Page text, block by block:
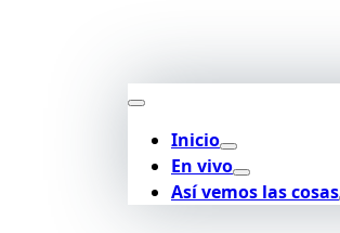
Inicio
En vivo
Así vemos las cosas